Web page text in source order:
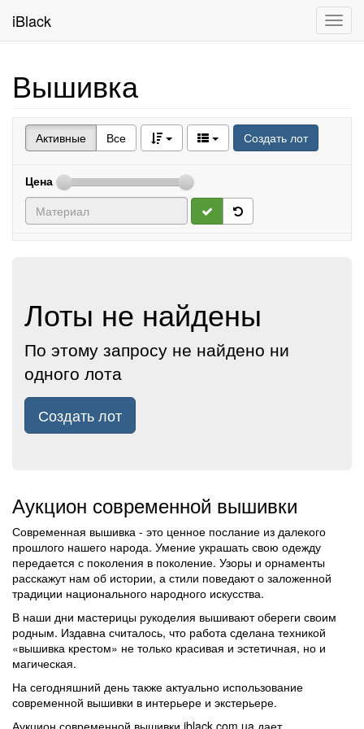
iBlack
Вышивка
Активные Все Создать лот
Цена
Лоты не найдены
По этому запросу не найдено ни
одного лота
Создать лот
Аукцион современной вышивки
Современная вышивка - это ценное послание из далекого
прошлого нашего народа. Умение украшать свою одежду
передается с поколения в поколение. Узоры и орнаменты
расскажут нам об истории, а стили поведают о заложенной
традиции национального народного искусства.
В наши дни мастерицы рукоделия вышивают обереги своим
родным. Издавна считалось, что работа сделана техникой
«вышивка крестом» не только красивая и эстетичная, но и
магическая.
На сегодняшний день также актуально использование
современной вышивки в интерьере и экстерьере.
Аукцион современной вышивки iblack.com.ua дает